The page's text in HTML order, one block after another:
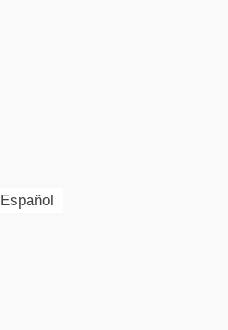
Español